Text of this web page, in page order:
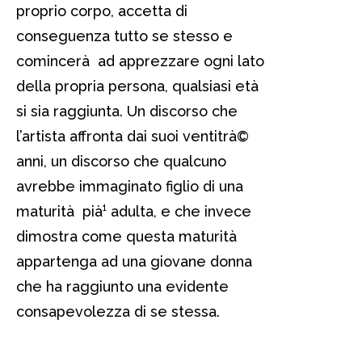
proprio corpo, accetta di
conseguenza tutto se stesso e
comincerà ad apprezzare ogni lato
della propria persona, qualsiasi età
si sia raggiunta. Un discorso che
l’artista affronta dai suoi ventitrà©
anni, un discorso che qualcuno
avrebbe immaginato figlio di una
maturità pià¹ adulta, e che invece
dimostra come questa maturità
appartenga ad una giovane donna
che ha raggiunto una evidente
consapevolezza di se stessa.